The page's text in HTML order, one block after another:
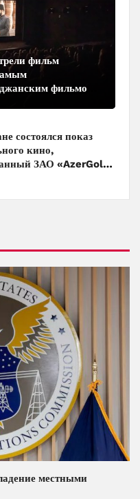
фильм
фильмом
состоялся показ
кино,
ЗАО «AzerGold»
местными